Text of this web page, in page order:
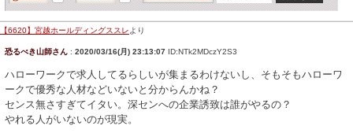
【6620】宮越ホールディングススレ より
恐るべき山師さん : 2020/03/16(月) 23:13:07 ID:NTk2MDczY2S3
ハローワークで求人してるらしいが集まるわけないし、そもそもハローワ
ークで優秀な人材などいないと分からんかね？
センス無さすぎてイタい。深センへの企業誘致は誰がやるの？
やれる人がいないのが現実。